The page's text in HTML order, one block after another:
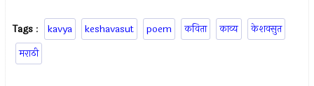
Tags : kavya keshavasut poem कविता काव्य
केशवसुत
मराठी